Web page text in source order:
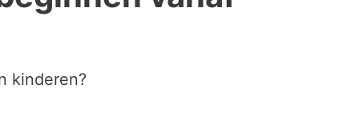
kinderen?